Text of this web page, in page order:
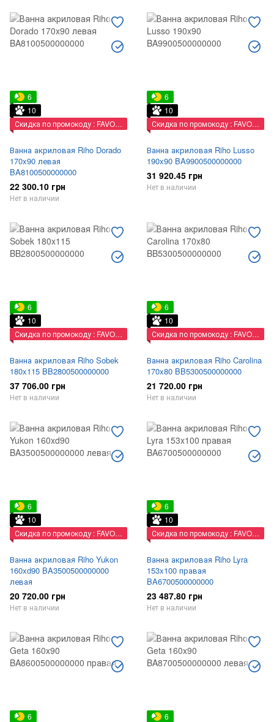
6
10
Скидка по промокоду : FAVORIT
Ванна акриловая Riho Dorado
170x90 левая
BA8100500000000
22 300.10 грн
Нет в наличии
6
10
Скидка по промокоду : FAVORIT
Ванна акриловая Riho Lusso
190x90 BA9900500000000
31 920.45 грн
Нет в наличии
6
10
Скидка по промокоду : FAVORIT
Ванна акриловая Riho Sobek
180x115 BB2800500000000
37 706.00 грн
Нет в наличии
6
10
Скидка по промокоду : FAVORIT
Ванна акриловая Riho Carolina
170x80 BB5300500000000
21 720.00 грн
Нет в наличии
6
10
Скидка по промокоду : FAVORIT
Ванна акриловая Riho Yukon
160xd90 BA3500500000000
левая
20 720.00 грн
Нет в наличии
6
10
Скидка по промокоду : FAVORIT
Ванна акриловая Riho Lyra
153x100 правая
BA6700500000000
23 487.80 грн
Нет в наличии
6
6